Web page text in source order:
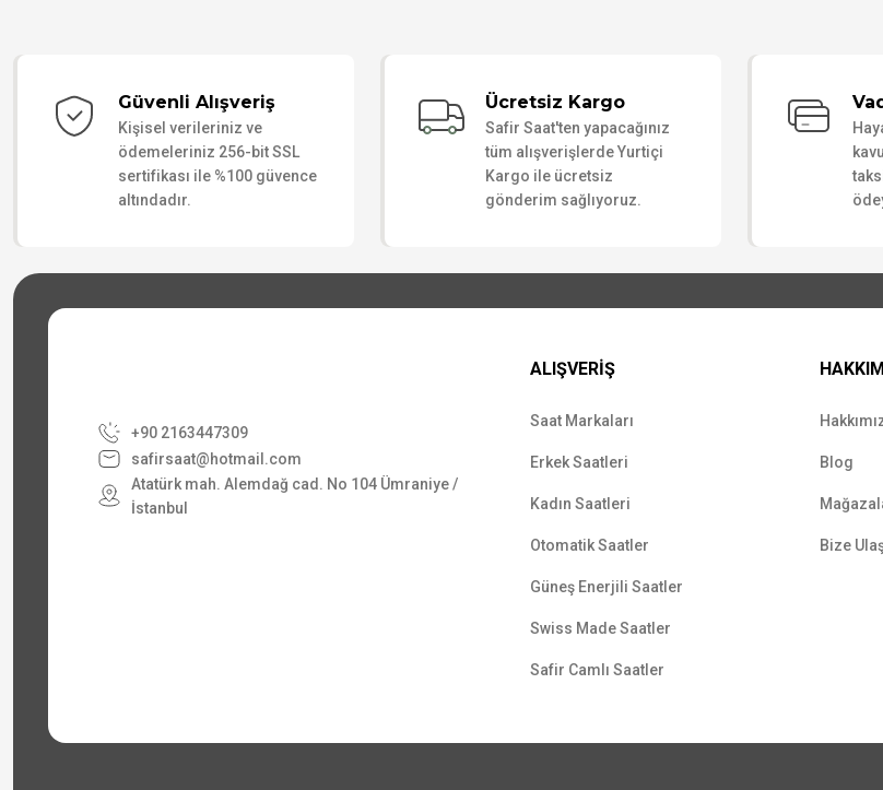
Güvenli Alışveriş
Kişisel verileriniz ve
ödemeleriniz 256-bit SSL
sertifikası ile %100 güvence
altındadır.
Ücretsiz Kargo
Safir Saat'ten yapacağınız
tüm alışverişlerde Yurtiçi
Kargo ile ücretsiz
gönderim sağlıyoruz.
+90 2163447309
safirsaat@hotmail.com
Atatürk mah. Alemdağ cad. No 104 Ümraniye /
İstanbul
ALIŞVERİŞ
Saat Markaları
Erkek Saatleri
Kadın Saatleri
Otomatik Saatler
Güneş Enerjili Saatler
Swiss Made Saatler
Safir Camlı Saatler
Blog
Bize